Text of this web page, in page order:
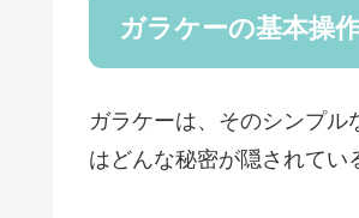
ガラケーの基本操
ガラケーは、そのシンプ
はどんな秘密が隠されてい